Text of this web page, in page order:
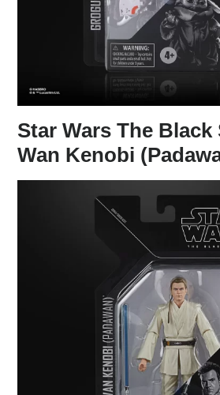
Star Wars The Black
Wan Kenobi